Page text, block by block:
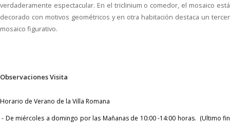
verdaderamente espectacular. En el triclinium o comedor, el mosaico está
decorado con motivos geométricos y en otra habitación destaca un tercer
mosaico figurativo.
Observaciones Visita
Horario de Verano de la Villa Romana
- De miércoles a domingo por las Mañanas de 10:00 -14:00 horas. (Ultimo fin